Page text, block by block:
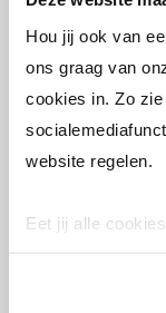
Hou jij ook van
ons graag van
cookies in. Zo
website regelen.
Eet jij alle
cookies mogen